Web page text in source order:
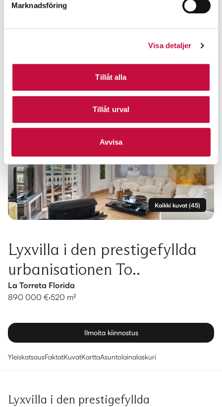
Marknadsföring
Visa detaljer
Tillåt alla
Tillåt urval
Avvisa
Kaikki kuvat (45)
Lyxvilla i den prestigefyllda
urbanisationen To..
La Torreta Florida
890 000 €·520 m²
Ilmoita kiinnostus
YleiskatsausFaktatKuvatKarttaAsuntolainalaskuri
Lyxvilla i den prestigefyllda